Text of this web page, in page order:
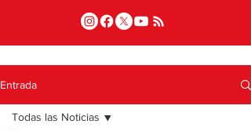
Entrada
Todas las Noticias